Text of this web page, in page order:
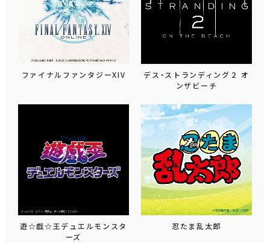
ファイナルファンタジーXIV
デス・ストランディング２ オ
ンザビーチ
遊☆戯☆王デュエルモンスタ
ーズ
忍たま乱太郎